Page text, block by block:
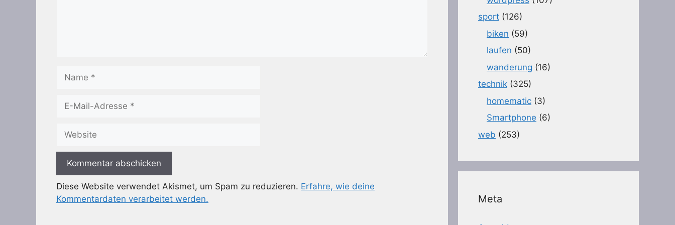
Mail-
Diese Website verwendet Akismet, um Spam zu reduzieren. Erfahre, wie deine
Kommentardaten verarbeitet werden.
sport (126)
biken (59)
laufen (50)
wanderung (16)
technik (325)
homematic (3)
Smartphone (6)
web (253)
Meta